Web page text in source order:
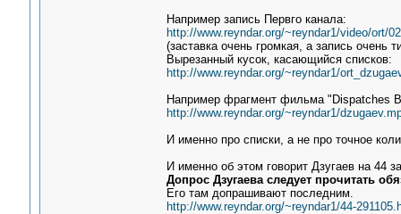
Например запись Первго канала:
http://www.reyndar.org/~reyndar1/video/ort/
(заставка очень громкая, а запись очень
Вырезанный кусок, касающийся списков:
http://www.reyndar.org/~reyndar1/
Например фрагмент фильма "Dispatches
http://www.reyndar.org/~reyndar1/
И именно про списки, а не про точное
И именно об этом говорит Дзугаев на 44
Допрос Дзугаева следует прочитать
Его там допрашивают последним.
http://www.reyndar.org/~reyndar1/44-